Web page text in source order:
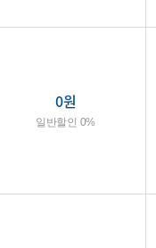
0원
일반할인 0%